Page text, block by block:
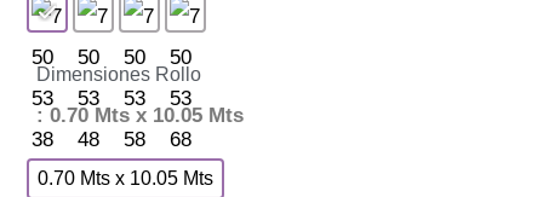
Dimensiones Rollo
: 0.70 Mts x 10.05 Mts
0.70 Mts x 10.05 Mts